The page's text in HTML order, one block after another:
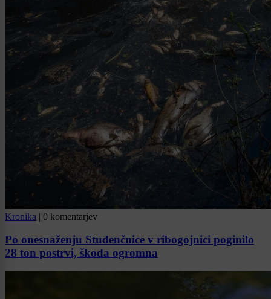
Kronika | 0 komentarjev
Po onesnaženju Studenčnice v ribogojnici poginilo
28 ton postrvi, škoda ogromna